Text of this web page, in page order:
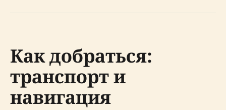
Как добраться:
транспорт и
навигация